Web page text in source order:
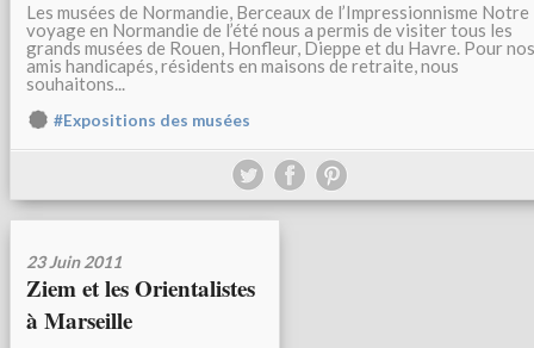
Les musées de Normandie, Berceaux de l’Impressionnisme Notre
voyage en Normandie de l’été nous a permis de visiter tous les
grands musées de Rouen, Honfleur, Dieppe et du Havre. Pour nos
amis handicapés, résidents en maisons de retraite, nous
souhaitons...
#Expositions des musées
23 Juin 2011
Ziem et les Orientalistes
à Marseille